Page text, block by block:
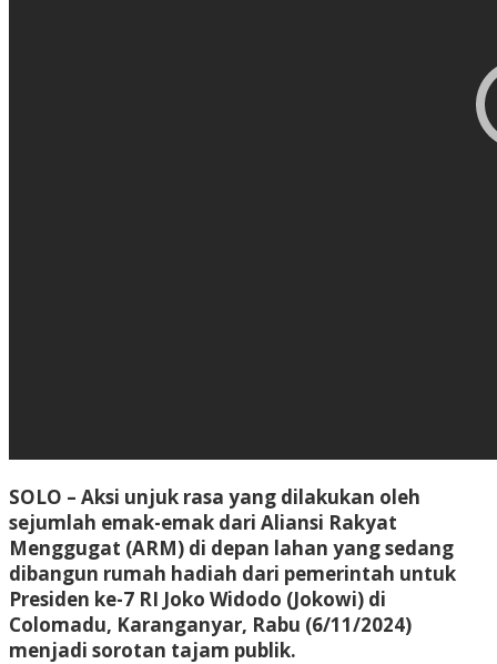
SOLO – Aksi unjuk rasa yang dilakukan oleh
sejumlah emak-emak dari Aliansi Rakyat
Menggugat (ARM) di depan lahan yang sedang
dibangun rumah hadiah dari pemerintah untuk
Presiden ke-7 RI Joko Widodo (Jokowi) di
Colomadu, Karanganyar, Rabu (6/11/2024)
menjadi sorotan tajam publik.